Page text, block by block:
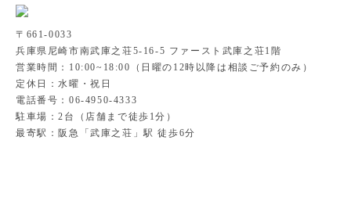
〒661-0033
兵庫県尼崎市南武庫之荘5-16-5 ファースト武庫之荘1階
営業時間：10:00~18:00（日曜の12時以降は相談ご予約のみ）
定休日：水曜・祝日
電話番号：06-4950-4333
駐車場：2台（店舗まで徒歩1分）
最寄駅：阪急「武庫之荘」駅 徒歩6分